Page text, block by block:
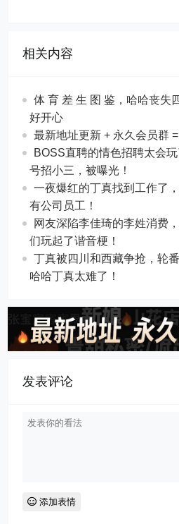
相关内容
体 育 差 生 图 鉴，哈哈丧失
好开心
最新地址更新 + 永久会员群
BOSS直聘的情色招聘太会
号招小三，被曝光！
一夜爆红的丁真找到工作了
有公司员工！
网友深陷李佳琦的李姓消费
们玩起了谐音梗！
丁真被四川和西藏争抢，轮
哈哈丁真太难了！
发表评论
添加表情